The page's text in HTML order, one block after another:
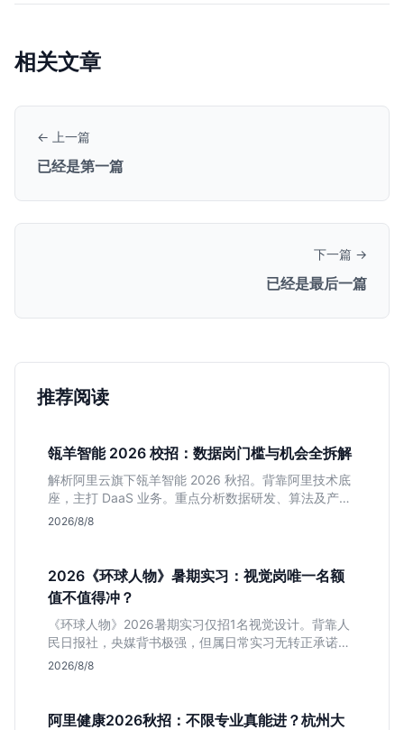
相关文章
← 上一篇
已经是第一篇
下一篇 →
已经是最后一篇
推荐阅读
瓴羊智能 2026 校招：数据岗门槛与机会全拆解
解析阿里云旗下瓴羊智能 2026 秋招。背靠阿里技术底
座，主打 DaaS 业务。重点分析数据研发、算法及产品
岗的硬性要求，评估 B 端数据路线的成长曲线与抗压挑
2026/8/8
2026《环球人物》暑期实习：视觉岗唯一名额
值不值得冲？
《环球人物》2026暑期实习仅招1名视觉设计。背靠人
民日报社，央媒背书极强，但属日常实习无转正承诺。
适合追求高含金量简历、能接受严谨流程的设计生，想
2026/8/8
阿里健康2026秋招：不限专业真能进？杭州大